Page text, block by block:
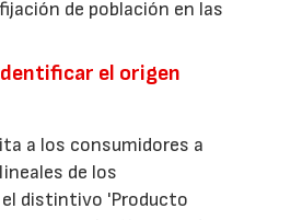
de población en las
el origen
a los consumidores a
de los
el distintivo 'Producto